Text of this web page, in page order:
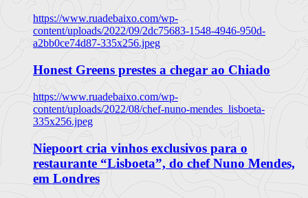
https://www.ruadebaixo.com/wp-
content/uploads/2022/09/2dc75683-1548-4946-950d-
a2bb0ce74d87-335x256.jpeg
Honest Greens prestes a chegar ao Chiado
https://www.ruadebaixo.com/wp-
content/uploads/2022/08/chef-nuno-mendes_lisboeta-
335x256.jpeg
Niepoort cria vinhos exclusivos para o
restaurante “Lisboeta”, do chef Nuno Mendes,
em Londres